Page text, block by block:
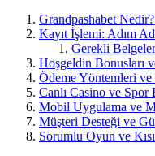
Grandpashabet
Kayıt İşlemi: Adım
Gerekli Belgeler
Hoşgeldin Bonusları
Ödeme Yöntemleri ve
Canlı Casino ve
Mobil Uygulama ve
Müşteri Desteği ve
Sorumlu Oyun ve